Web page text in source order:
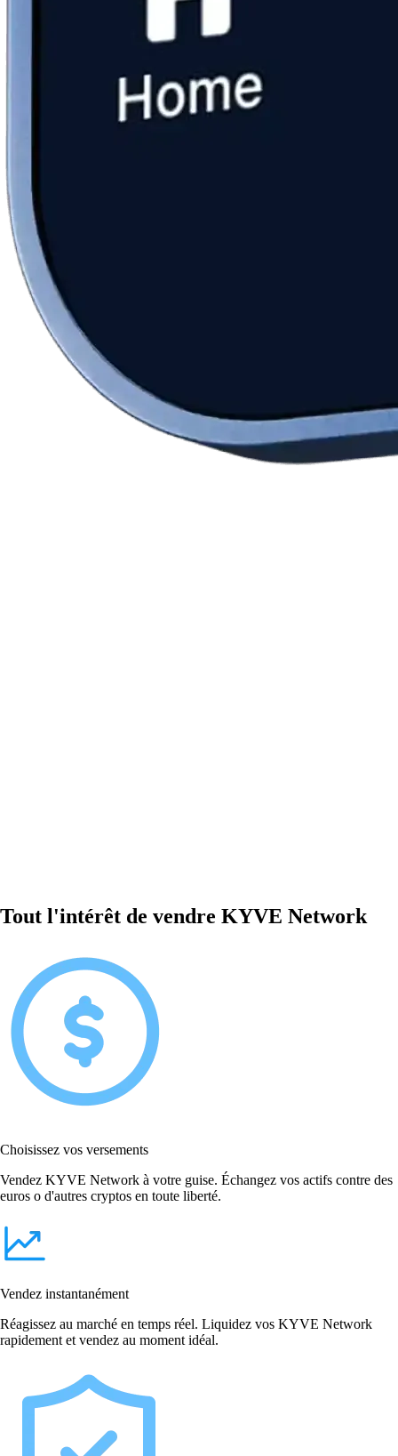
Tout l'intérêt de vendre KYVE Network
Choisissez vos versements
Vendez KYVE Network à votre guise. Échangez vos actifs contre des
euros o d'autres cryptos en toute liberté.
Vendez instantanément
Réagissez au marché en temps réel. Liquidez vos KYVE Network
rapidement et vendez au moment idéal.